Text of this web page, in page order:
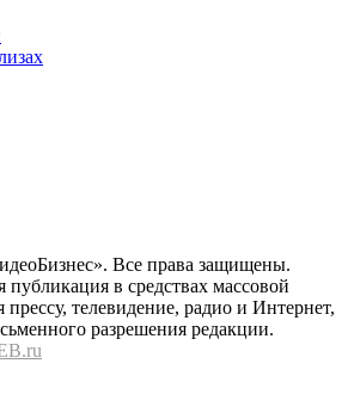
Все права защищены.
в средствах массовой
телевидение, радио и Интернет,
разрешения редакции.